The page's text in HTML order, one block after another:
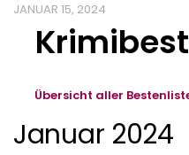
JANUAR 15, 2024
Übersicht aller
Januar 2024